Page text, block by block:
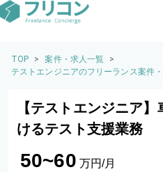
TOP > 案件・求人一覧
>
テストエンジニアのフリーランス案件
【テストエンジニア
けるテスト支援業務
50~60 万円/月